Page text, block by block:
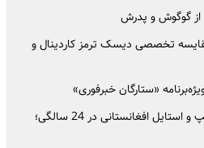
از گوگوش و پدرش
تخصصی دیسک ترمز کاردینال و
«ستارگان خبرفوری»
سفر به گذشته؛ گوگوش با تیپ و استایل افغانستانی در 24 سالگی؛